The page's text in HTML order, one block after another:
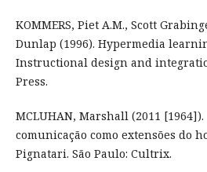
KOMMERS, Piet A.M., Scott
Dunlap (1996). Hypermedia
Instructional design and
Press.
MCLUHAN, Marshall (2011 [1964]).
comunicação como extensões do
Pignatari. São Paulo: Cultrix.